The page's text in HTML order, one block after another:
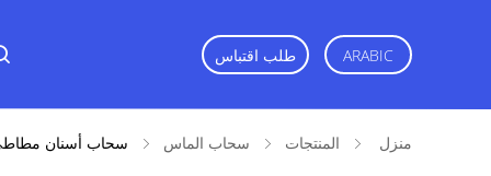
طلب اقتباس ARABIC
منزل المنتجات سحاب الماس سحاب أسنان مطاطي رقم 10 مع ذيل ماسي صغير